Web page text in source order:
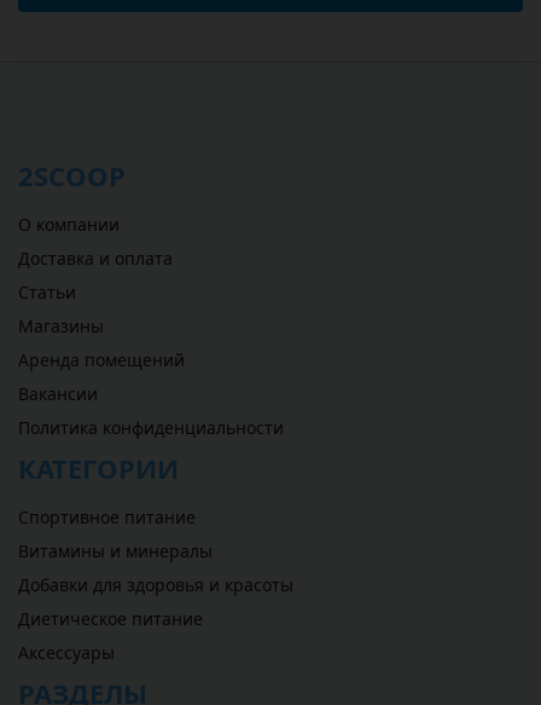
2SCOOP
О компании
Доставка и оплата
Статьи
Магазины
Аренда помещений
Вакансии
Политика конфиденциальности
КАТЕГОРИИ
Спортивное питание
Витамины и минералы
Добавки для здоровья и красоты
Диетическое питание
Аксессуары
РАЗДЕЛЫ